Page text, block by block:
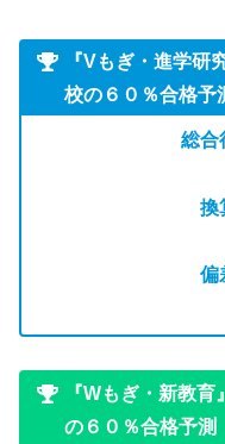
『Vもぎ・進学研
校の６０％合格予
総
換
『Wもぎ・新教
の６０％合格予測